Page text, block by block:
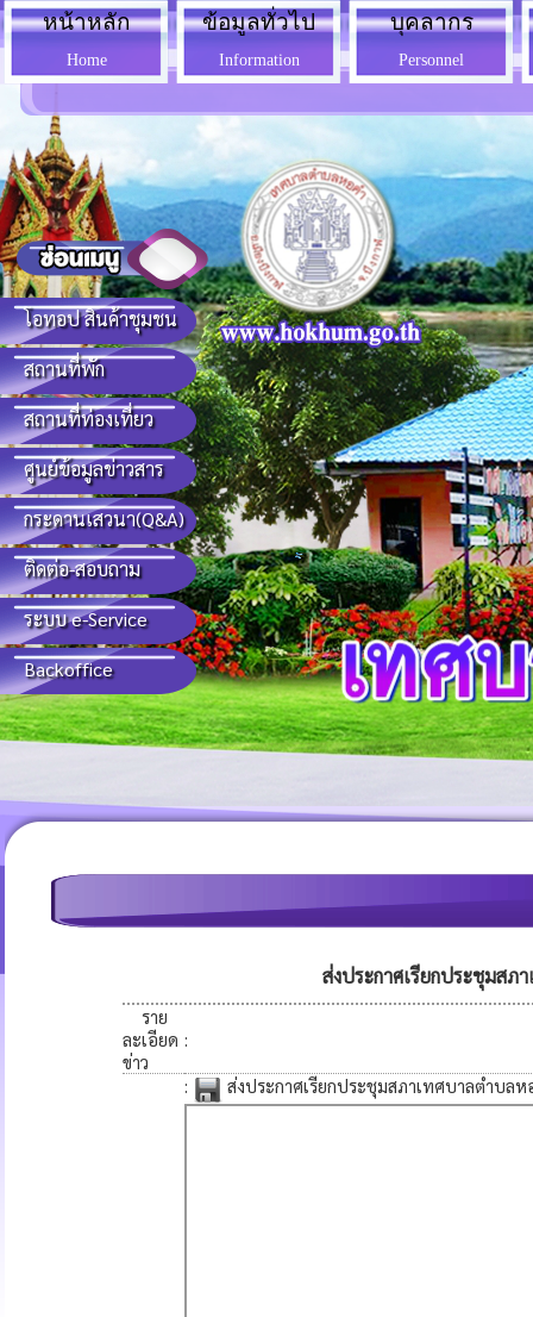
โอทอป สินค้าชุมชน
สถานที่พัก
สถานที่ท่องเที่ยว
ศูนย์ข้อมูลข่าวสาร
กระดานเสวนา(Q&A)
ติดต่อ-สอบถาม
ระบบ e-Service
Backoffice
หน้าหลัก
Home
ข้อมูลทั่วไป
Information
บุคลากร
Personnel
ส่งประกาศเรียกประชุมส
ราย
ละเอียด
ข่าว
:
: ส่งประกาศเรียกประชุมสภาเทศบาลตำบล